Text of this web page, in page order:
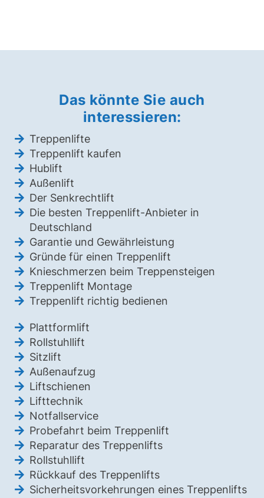
Das könnte Sie auch
interessieren:
Treppenlifte
Treppenlift kaufen
Hublift
Außenlift
Der Senkrechtlift
Die besten Treppenlift-Anbieter in
Deutschland
Garantie und Gewährleistung
Gründe für einen Treppenlift
Knieschmerzen beim Treppensteigen
Treppenlift Montage
Treppenlift richtig bedienen
Plattformlift
Rollstuhllift
Sitzlift
Außenaufzug
Liftschienen
Lifttechnik
Notfallservice
Probefahrt beim Treppenlift
Reparatur des Treppenlifts
Rollstuhllift
Rückkauf des Treppenlifts
Sicherheitsvorkehrungen eines Treppenlifts